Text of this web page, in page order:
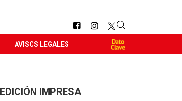
AVISOS LEGALES
EDICIÓN IMPRESA